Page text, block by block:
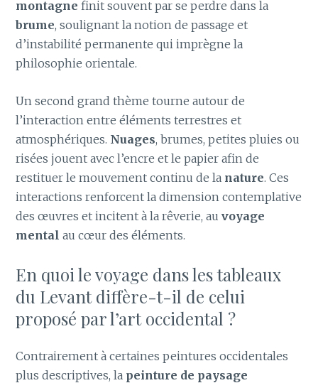
montagne finit souvent par se perdre dans la
brume, soulignant la notion de passage et
d’instabilité permanente qui imprègne la
philosophie orientale.
Un second grand thème tourne autour de
l’interaction entre éléments terrestres et
atmosphériques. Nuages, brumes, petites pluies ou
risées jouent avec l’encre et le papier afin de
restituer le mouvement continu de la nature. Ces
interactions renforcent la dimension contemplative
des œuvres et incitent à la rêverie, auvoyage
mental au cœur des éléments.
En quoi le voyage dans les tableaux
du Levant diffère-t-il de celui
proposé par l’art occidental ?
Contrairement à certaines peintures occidentales
plus descriptives, la peinture de paysage